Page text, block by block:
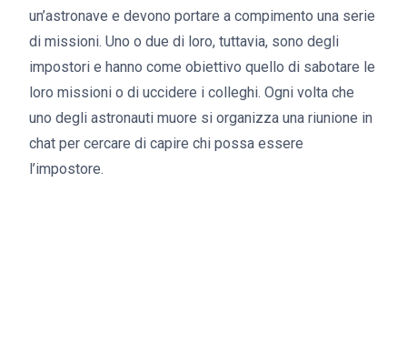
un’astronave e devono portare a compimento una serie
di missioni. Uno o due di loro, tuttavia, sono degli
impostori e hanno come obiettivo quello di sabotare le
loro missioni o di uccidere i colleghi. Ogni volta che
uno degli astronauti muore si organizza una riunione in
chat per cercare di capire chi possa essere
l’impostore.